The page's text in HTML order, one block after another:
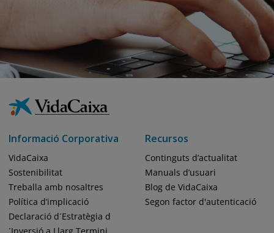
Informació Corporativa
VidaCaixa
Sostenibilitat
Treballa amb nosaltres
Política d’implicació
Declaració d´Estratègia d
Recursos
Continguts d’actualitat
Manuals d’usuari
Blog de VidaCaixa
Segon factor d'autenticació